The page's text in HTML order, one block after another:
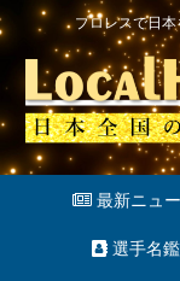
プロレスで日
最新ニュ
選手名鑑